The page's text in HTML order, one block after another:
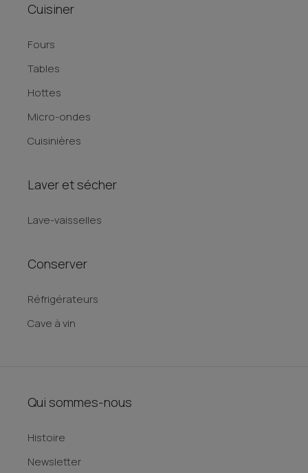
Cuisiner
Fours
Tables
Hottes
Micro-ondes
Cuisinières
Laver et sécher
Lave-vaisselles
Conserver
Réfrigérateurs
Cave à vin
Qui sommes-nous
Histoire
Newsletter